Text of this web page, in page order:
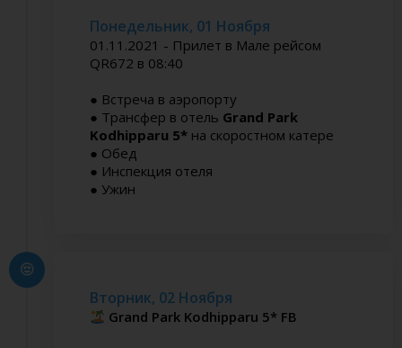
Понедельник, 01 Ноября
01.11.2021 - Прилет в Мале рейсом
QR672 в 08:40
● Встреча в аэропорту
● Трансфер в отель Grand Park
Kodhipparu 5* на скоростном катере
● Обед
● Инспекция отеля
● Ужин
Вторник, 02 Ноября
Grand Park Kodhipparu 5* FB